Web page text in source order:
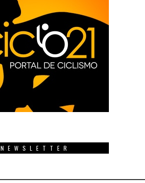
NEWSLETTER